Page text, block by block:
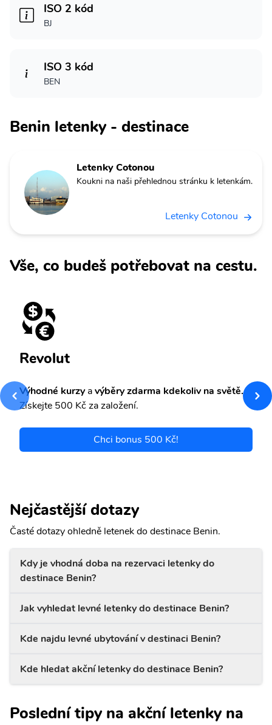
ISO 2 kód
BJ
ISO 3 kód
BEN
Benin letenky - destinace
Letenky Cotonou
Koukni na naši přehlednou stránku k letenkám.
Letenky Cotonou
Vše, co budeš potřebovat na cestu.
Revolut
Výhodné kurzyavýběry zdarma kdekoliv na světě.
Získejte 500 Kč za založení.
Chci bonus 500 Kč!
Nejčastější dotazy
Časté dotazy ohledně letenek do destinace Benin.
Kdy je vhodná doba na rezervaci letenky do
destinace Benin?
Jak vyhledat levné letenky do destinace Benin?
Kde najdu levné ubytování v destinaci Benin?
Kde hledat akční letenky do destinace Benin?
Poslední tipy na akční letenky na